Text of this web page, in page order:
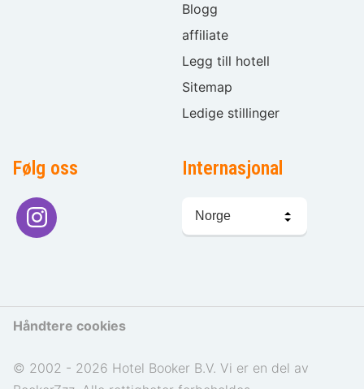
Blogg
affiliate
Legg till hotell
Sitemap
Ledige stillinger
Følg oss Internasjonal
Håndtere cookies
© 2002 - 2026 Hotel Booker B.V. Vi er en del av